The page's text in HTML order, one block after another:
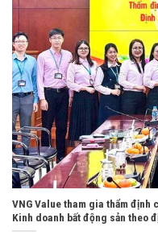
VNG Value tham gia thẩm định
Kinh doanh bất động sản theo